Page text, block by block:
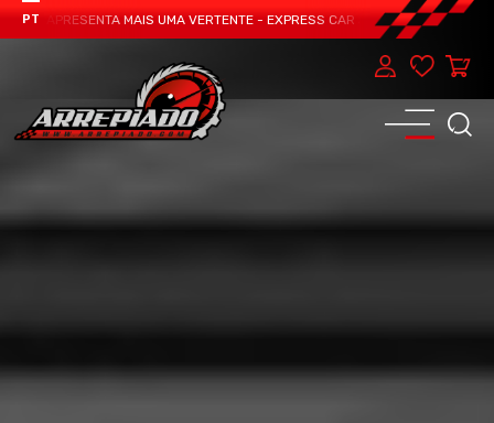
PT
APRESENTA MAIS UMA VERTENTE - EXPRESS CAR SERVICE, MANUTENÇÃO